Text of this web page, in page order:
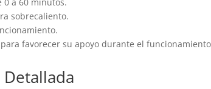
sobrecaliento.
favorecer su apoyo durante el